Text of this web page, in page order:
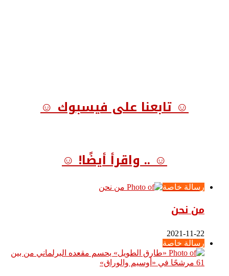
☺ تابعنا على فيسبوك ☺
☺ .. واقرأ أيضًا! ☺
رسالة خاصة
من نحن
2021-11-22
رسالة خاصة